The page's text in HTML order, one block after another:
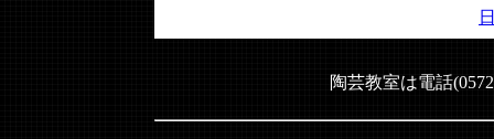
陶芸教室は電話